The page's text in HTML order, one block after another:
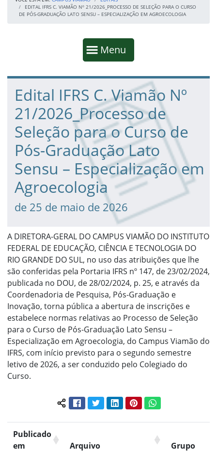
EDITAL IFRS C. VIAMÃO Nº 21/2026_PROCESSO DE SELEÇÃO PARA O CURSO
DE PÓS-GRADUAÇÃO LATO SENSU – ESPECIALIZAÇÃO EM AGROECOLOGIA
Mostrar
Menu
Fim da navegação
Início do conteúdo
Edital IFRS C. Viamão Nº
21/2026_Processo de
Seleção para o Curso de
Pós-Graduação Lato
Sensu – Especialização em
Agroecologia
de 25 de maio de 2026
A DIRETORA-GERAL DO CAMPUS VIAMÃO DO INSTITUTO
FEDERAL DE EDUCAÇÃO, CIÊNCIA E TECNOLOGIA DO
RIO GRANDE DO SUL, no uso das atribuições que lhe
são conferidas pela Portaria IFRS nº 147, de 23/02/2024,
publicada no DOU, de 28/02/2024, p. 25, e através da
Coordenadoria de Pesquisa, Pós-Graduação e
Inovação, torna pública a abertura de inscrições e
estabelece normas relativas ao Processo de Seleção
para o Curso de Pós-Graduação Lato Sensu –
Especialização em Agroecologia, do Campus Viamão do
IFRS, com início previsto para o segundo semestre
letivo de 2026, a ser conduzido pelo Colegiado do
Curso.
Compartilhar conteúdo:
FacebookTwitterLinkedInPinterestWhatsApp
Publicado
em
Arquivo Grupo